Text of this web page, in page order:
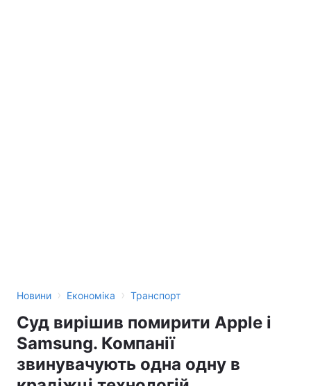
Новини › Економіка › Транспорт
Суд вирішив помирити Аpple і
Samsung. Компанії
звинувачують одна одну в